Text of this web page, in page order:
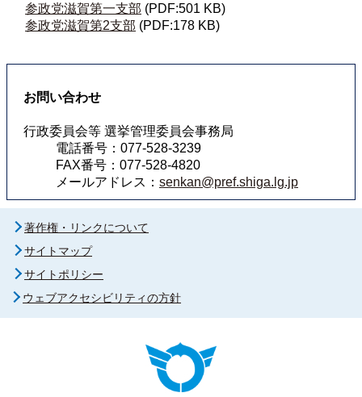
参政党滋賀第一支部 (PDF:501 KB)
参政党滋賀第2支部 (PDF:178 KB)
お問い合わせ
行政委員会等 選挙管理委員会事務局
電話番号：077-528-3239
FAX番号：077-528-4820
メールアドレス： senkan@pref.shiga.lg.jp
著作権・リンクについて
サイトマップ
サイトポリシー
ウェブアクセシビリティの方針